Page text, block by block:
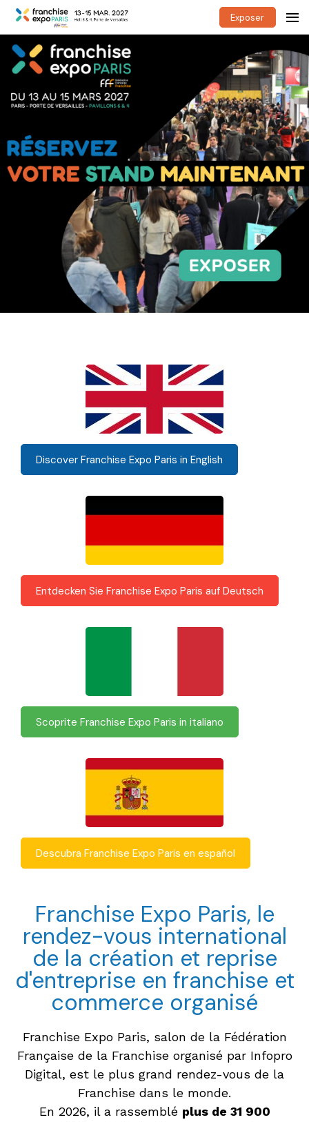
Exposer
Discover Franchise Expo Paris in English
Entdecken Sie Franchise Expo Paris auf Deutsch
Scoprite Franchise Expo Paris in italiano
Descubra Franchise Expo Paris en español
Franchise Expo Paris, le
rendez-vous international
de la création et reprise
d'entreprise en franchise et
commerce organisé
Franchise Expo Paris, salon de la Fédération
Française de la Franchise organisé par Infopro
Digital, est le plus grand rendez-vous de la
Franchise dans le monde.
En 2026, il a rassemblé plus de 31 900